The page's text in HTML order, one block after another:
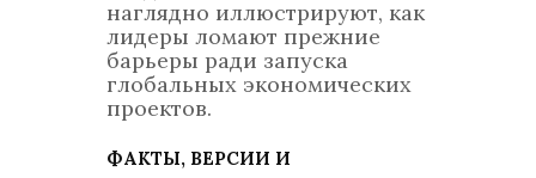
наглядно иллюстрируют, как
лидеры ломают прежние
барьеры ради запуска
глобальных экономических
проектов.
ФАКТЫ, ВЕРСИИ И